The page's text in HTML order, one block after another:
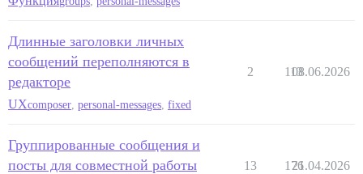
Длинные заголовки личных
сообщений переполняются в
редакторе
UXcomposer personal-messages fixed
2 113
08.06.2026
Группированные сообщения и
посты для совместной работы
13 176
21.04.2026